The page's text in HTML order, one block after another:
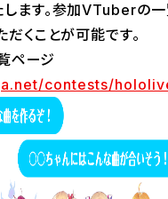
ます。参加VTuberの
だくことが可能です。
ページ
contests/